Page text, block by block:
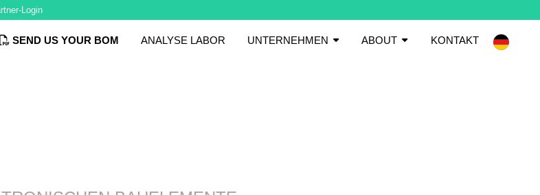
Login
SEND US YOUR BOM ANALYSE LABOR UNTERNEHMEN ABOUT KONTAKT